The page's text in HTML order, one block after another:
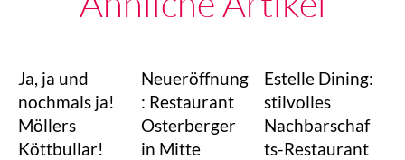
Ja, ja und
nochmals ja!
Möllers
Köttbullar!
Neueröffnung
: Restaurant
Osterberger
in Mitte
Estelle Dining:
stilvolles
Nachbarschaf
ts-Restaurant